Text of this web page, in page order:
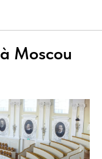
Moscou